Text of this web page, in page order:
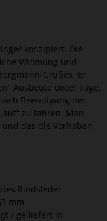
konzipiert. Die
Widmung und
Grußes. Er
Ausbeute unter Tage.
Beendigung der
zu fahren. Man
das die Vorhaben
Rindsleder
mm
/ gelliefert in